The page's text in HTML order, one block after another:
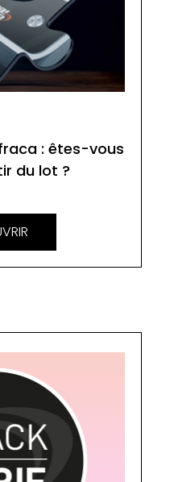
: êtes-vous
du lot ?